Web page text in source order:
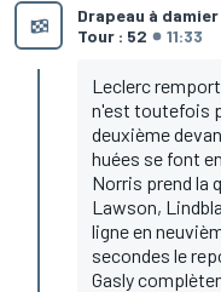
Drapeau à damier
Tour : 52
11:33
Leclerc
n'est toutefois
deuxième
huées se font
Norris prend la
Lawson,
ligne en
secondes le
Gasly